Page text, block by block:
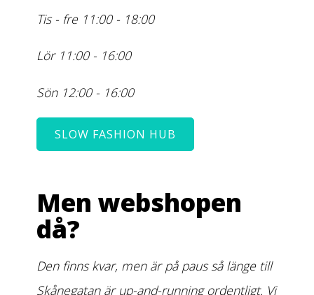
Tis - fre 11:00 - 18:00
Lör 11:00 - 16:00
Sön 12:00 - 16:00
SLOW FASHION HUB
Men webshopen
då?
Den finns kvar, men är på paus så länge till
Skånegatan är up-and-running ordentligt. Vi